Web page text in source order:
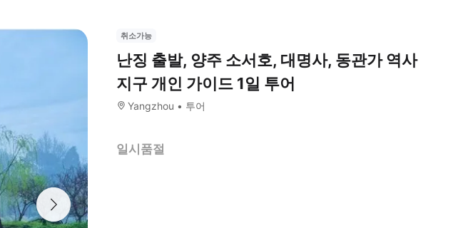
취소가능
난징 출발, 양주 소서호, 대명사, 동관가 역사
지구 개인 가이드 1일 투어
Yangzhou 투어
일시품절